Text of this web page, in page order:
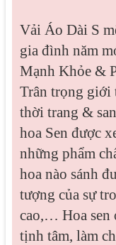
Vải Áo Dài S
gia đình năm
Mạnh Khỏe &
Trân trọng giới
thời trang &
hoa Sen được
những phẩm
hoa nào sánh
tượng của sự
cao,… Hoa sen
tịnh tâm, làm